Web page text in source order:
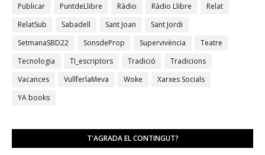
Publicar
PuntdeLlibre Ràdio Ràdio Llibre
Relat
RelatSub
Sabadell Sant Joan
Sant Jordi
SetmanaSBD22
SonsdeProp Supervivència
Teatre
Tecnologia
TI_escriptors Tradició
Tradicions
Vacances
VullferlaMeva Woke
Xarxes Socials
YA books
T'AGRADA EL CONTINGUT?